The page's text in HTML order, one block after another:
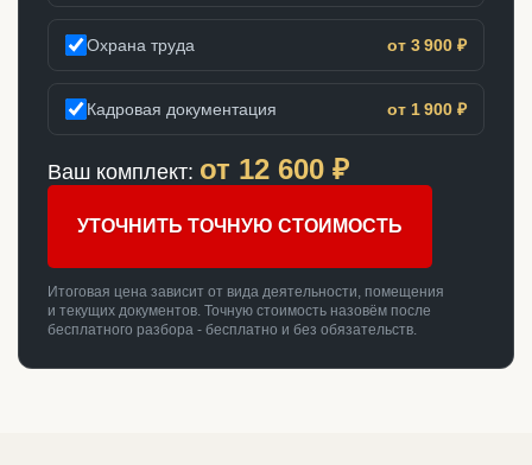
Охрана труда от 3 900 ₽
Кадровая документация от 1 900 ₽
Ваш комплект: от 12 600 ₽
УТОЧНИТЬ ТОЧНУЮ СТОИМОСТЬ
Итоговая цена зависит от вида деятельности, помещения
и текущих документов. Точную стоимость назовём после
бесплатного разбора - бесплатно и без обязательств.